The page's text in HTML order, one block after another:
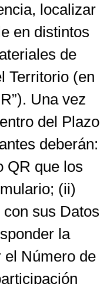
localizar
en distintos
de
Territorio (en
Una vez
del Plazo
deberán:
QR que los
(ii)
sus Datos
la
el Número de